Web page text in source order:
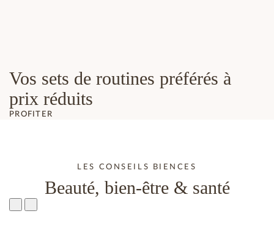
Vos sets de routines préférés à
prix réduits
PROFITER
LES CONSEILS BIENCES
Beauté, bien-être & santé